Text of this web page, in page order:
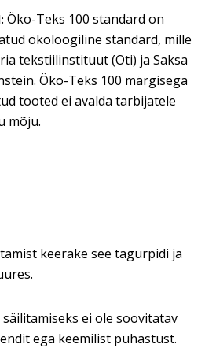
Öko-Teks 100 standard on
ökoloogiline standard, mille
tekstiilinstituut (Oti) ja Saksa
Öko-Teks 100 märgisega
tooted ei avalda tarbijatele
mõju.
keerake see tagurpidi ja
ei ole soovitatav
ega keemilist puhastust.